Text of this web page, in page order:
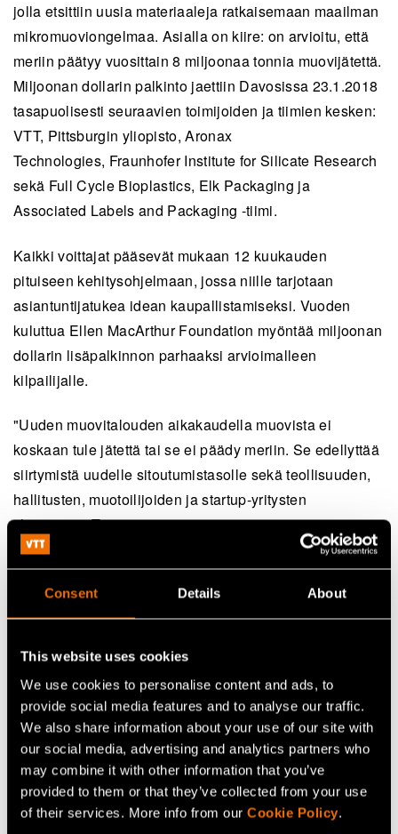
Consent Details About
This website uses cookies
We use cookies to personalise content and ads, to
provide social media features and to analyse our traffic.
We also share information about your use of our site with
our social media, advertising and analytics partners who
may combine it with other information that you’ve
provided to them or that they’ve collected from your use
of their services. More info from our Cookie Policy.
jolla etsittiin uusia materiaaleja ratkaisemaan maailman
mikromuoviongelmaa. Asialla on kiire: on arvioitu, että
meriin päätyy vuosittain 8 miljoonaa tonnia muovijätettä.
Miljoonan dollarin palkinto jaettiin Davosissa 23.1.2018
tasapuolisesti seuraavien toimijoiden ja tiimien kesken:
VTT, Pittsburgin yliopisto, Aronax
Technologies, Fraunhofer Institute for Silicate Research
sekä Full Cycle Bioplastics, Elk Packaging ja
Associated Labels and Packaging -tiimi.
Kaikki voittajat pääsevät mukaan 12 kuukauden
pituiseen kehitysohjelmaan, jossa niille tarjotaan
asiantuntijatukea idean kaupallistamiseksi. Vuoden
kuluttua Ellen MacArthur Foundation myöntää miljoonan
dollarin lisäpalkinnon parhaaksi arvioimalleen
kilpailijalle.
"Uuden muovitalouden aikakaudella muovista ei
koskaan tule jätettä tai se ei päädy meriin. Se edellyttää
siirtymistä uudelle sitoutumistasolle sekä teollisuuden,
hallitusten, muotoilijoiden ja startup-yritysten
yhteistyötä. Toivon, että nämä innovaatiot inspiroivat
kehitystyötä ja auttavat rakentamaan järjestelmää, jossa
kaikki muovimateriaali voidaan käyttää uudelleen,
kierrättää tai kompostoida turvallisesti", toteaaDame
Ellen MacArthurlehdistötiedotteessa 23.1.2018.
kilpapurjehtijana mainetta saanut Dame Ellen MacArthur
perusti vuonna 2010. Säätiön tehtävänä on nopeuttaa
siirtymistä kiertotalouteen.
www.ellenmacarthurfoundation.org
(opens in a new tab)
.
MEDIAMATERIAALI: